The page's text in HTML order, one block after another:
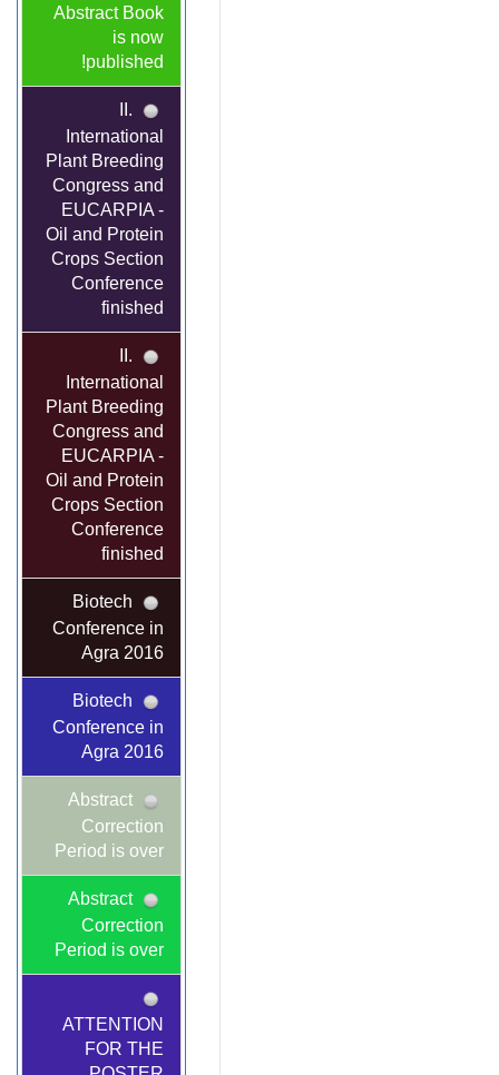
Abstract Book
is now
published!
II.
International
Plant Breeding
Congress and
EUCARPIA -
Oil and Protein
Crops Section
Conference
finished
II.
International
Plant Breeding
Congress and
EUCARPIA -
Oil and Protein
Crops Section
Conference
finished
Biotech
Conference in
Agra 2016
Biotech
Conference in
Agra 2016
Abstract
Correction
Period is over
Abstract
Correction
Period is over
ATTENTION
FOR THE